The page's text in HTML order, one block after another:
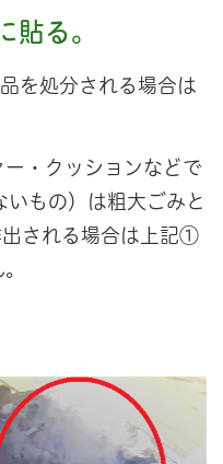
る。
を処分される場合は
・クッションなどで
もの）は粗大ごみと
出される場合は上記①